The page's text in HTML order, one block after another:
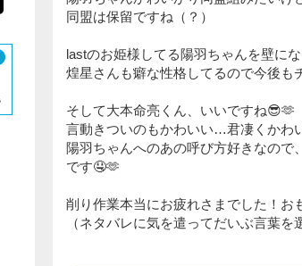
同盟は保留ですね（？）
lastのお姫様してる陽羽ちゃんを壁に
煌星さんも癖な性格してるので今後も
そして大本命亮くん、いいですね😎🫶
言動きついのもかわいい…君凄くかわ
陽羽ちゃんへのあの呼び方好きなので
です🤤🫶
削り作業本当にお疲れさまでした！お
（ネタバレに気を遣ってだいぶ言葉